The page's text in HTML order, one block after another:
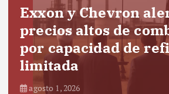
Exxon y Chevron
precios altos de
por capacidad de
limitada
agosto 1, 2026